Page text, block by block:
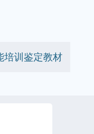
培训鉴定教材